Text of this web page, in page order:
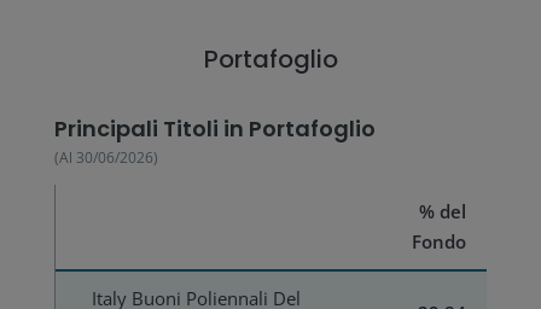
Portafoglio
Principali Titoli in Portafoglio
(Al 30/06/2026)
% del
Fondo
Italy Buoni Poliennali Del